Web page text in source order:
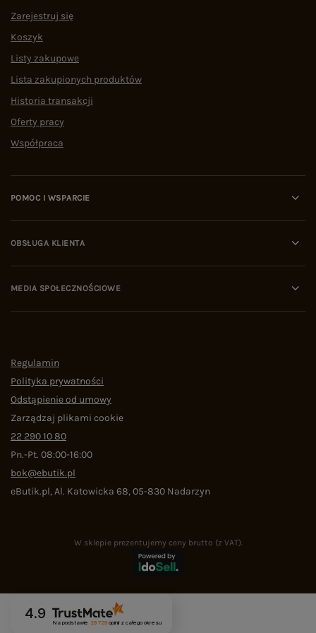
Zarejestruj się
Koszyk
Listy zakupowe
Lista zakupionych produktów
Historia transakcji
Oferty pracy
Współpraca
POMOC I WSPARCIE
OBSŁUGA KLIENTA
MEDIA SPOŁECZNOŚCIOWE
Regulamin
Polityka prywatności
Odstąpienie od umowy
Zarządzaj plikami cookie
22 290 10 80
Pn.-Pt. 08:00-16:00
bok@ebutik.pl
eButik.pl,Al. Katowicka 68,05-830 Nadarzyn
W sklepie prezentujemy ceny brutto (z VAT).
4.9
Na podstawie 29 729opinii z całego okresu